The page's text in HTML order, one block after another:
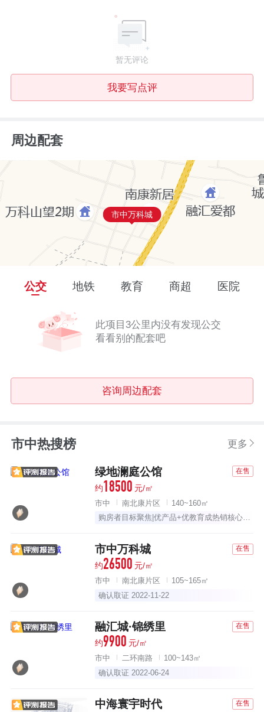
暂无评论
我要写点评
周边配套
市中万科城
公交 地铁 教育 商超 医院
此项目3公里内没有发现公交
看看别的配套吧
咨询周边配套
市中热搜榜 更多
绿地澜庭公馆 在售
约18500 元/㎡
市中 南北康片区
140~160㎡
购房者目标聚焦|优产品+优教育成热销核心推动力
市中万科城 在售
约26500 元/㎡
市中 南北康片区
105~165㎡
确认取证 2022-11-22
融汇城·锦绣里 在售
约9900 元/㎡
市中 二环南路
100~143㎡
确认取证 2022-06-24
中海寰宇时代 在售